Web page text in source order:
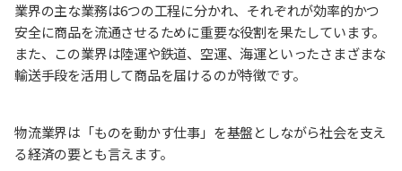
業界の主な業務は6つの工程に分かれ、それぞれが効率的かつ
安全に商品を流通させるために重要な役割を果たしています。
また、この業界は陸運や鉄道、空運、海運といったさまざまな
輸送手段を活用して商品を届けるのが特徴です。
物流業界は「ものを動かす仕事」を基盤としながら社会を支え
る経済の要とも言えます。